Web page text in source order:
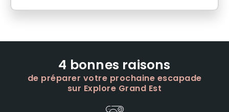
4 bonnes raisons
de préparer votre prochaine escapade
sur Explore Grand Est